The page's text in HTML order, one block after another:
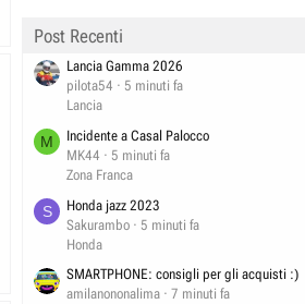
Post Recenti
Lancia Gamma 2026
pilota54
5 minuti fa
Lancia
M
Incidente a Casal Palocco
MK44
5 minuti fa
Zona Franca
S
Honda jazz 2023
Sakurambo
5 minuti fa
Honda
SMARTPHONE: consigli per gli acquisti :)
amilanononalima
7 minuti fa